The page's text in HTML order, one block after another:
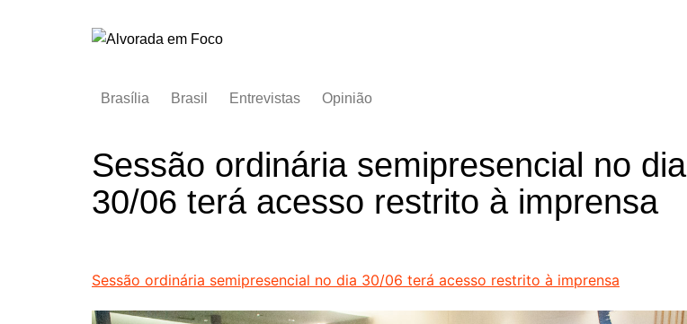
Brasília
Brasil Entrevistas Opinião
Sessão ordinária semipresencial no dia
30/06 terá acesso restrito à imprensa
Sessão ordinária semipresencial no dia 30/06 terá acesso restrito à imprensa